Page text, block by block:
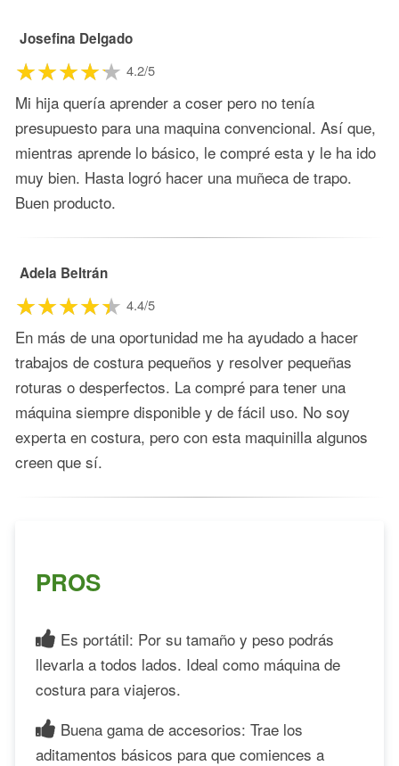
Josefina Delgado
4.2/5
Mi hija quería aprender a coser pero no tenía
presupuesto para una maquina convencional. Así que,
mientras aprende lo básico, le compré esta y le ha ido
muy bien. Hasta logró hacer una muñeca de trapo.
Buen producto.
Adela Beltrán
4.4/5
En más de una oportunidad me ha ayudado a hacer
trabajos de costura pequeños y resolver pequeñas
roturas o desperfectos. La compré para tener una
máquina siempre disponible y de fácil uso. No soy
experta en costura, pero con esta maquinilla algunos
creen que sí.
PROS
Es portátil: Por su tamaño y peso podrás
llevarla a todos lados. Ideal como máquina de
costura para viajeros.
Buena gama de accesorios: Trae los
aditamentos básicos para que comiences a